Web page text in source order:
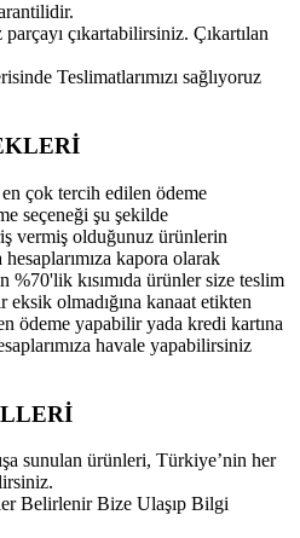
çıkartabilirsiniz. Çıkartılan
Teslimatlarımızı sağlıyoruz
çok tercih edilen ödeme
seçeneği şu şekilde
vermiş olduğunuz ürünlerin
kapora olarak
%70'lik kısımıda ürünler size teslim
olmadığına kanaat etikten
ödeme yapabilir yada kredi kartına
havale yapabilirsiniz
sunulan ürünleri, Türkiye’nin her
Belirlenir Bize Ulaşıp Bilgi